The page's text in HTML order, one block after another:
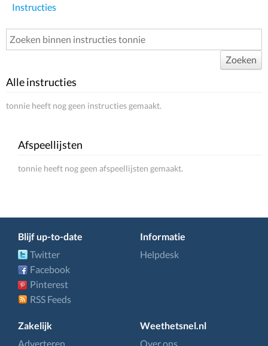
Instructies
Zoeken
Alle instructies
tonnie heeft nog geen instructies gemaakt.
Afspeellijsten
tonnie heeft nog geen afspeellijsten gemaakt.
Blijf up-to-date
Twitter
Facebook
Pinterest
RSS Feeds
Informatie
Helpdesk
Zakelijk
Adverteren
Weethetsnel.nl
Over ons